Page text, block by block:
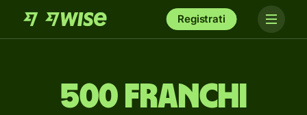
Registrati
500 franchi